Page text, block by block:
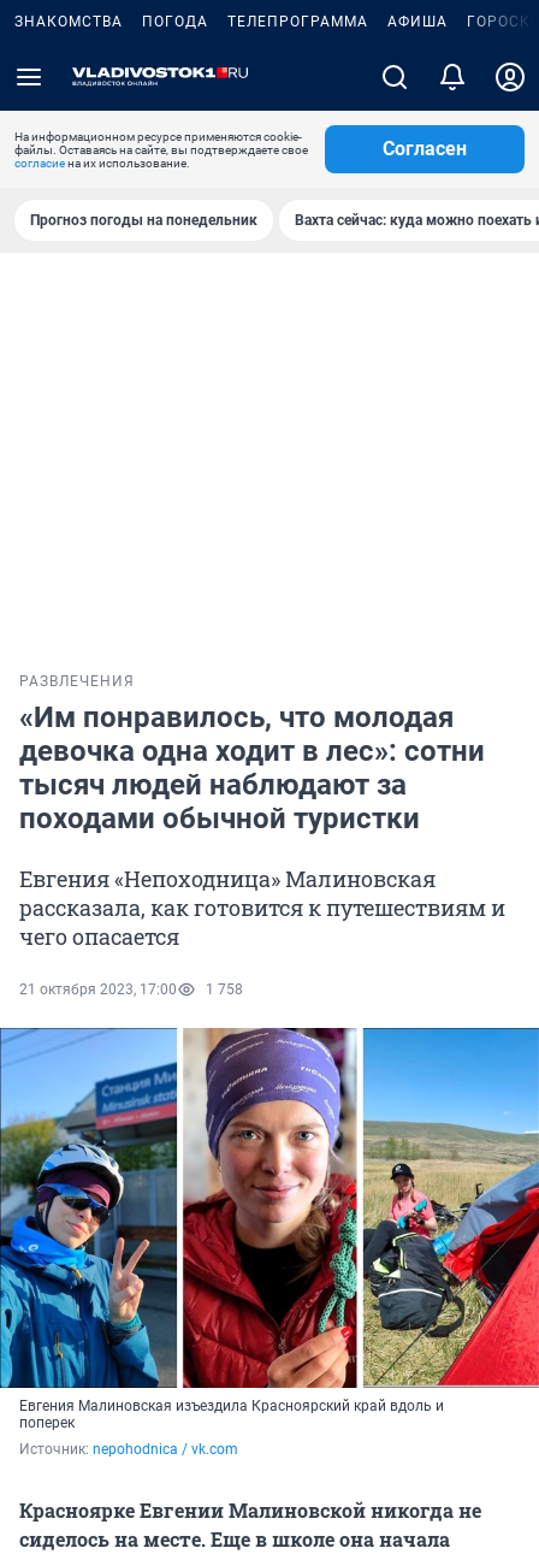
ЗНАКОМСТВА ПОГОДА ТЕЛЕПРОГРАММА АФИША
На информационном ресурсе применяются cookie-
файлы. Оставаясь на сайте, вы подтверждаете свое
согласиена их использование.
Согласен
Прогноз погоды на понедельник Вахта сейчас: куда можно поехать
РАЗВЛЕЧЕНИЯ
«Им понравилось, что молодая
девочка одна ходит в лес»: сотни
тысяч людей наблюдают за
походами обычной туристки
Евгения «Непоходница» Малиновская
рассказала, как готовится к путешествиям и
чего опасается
21 октября 2023, 17:00 1 758
Евгения Малиновская изъездила Красноярский край вдоль и
поперек
Источник: nepohodnica / vk.com
Красноярке Евгении Малиновской никогда не
сиделось на месте. Еще в школе она начала